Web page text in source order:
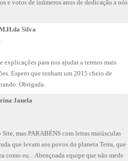
e votos de inúmeros anos de dedicação a nós
Silva
explicações para nos ajudar a termos mais
Espero que tenham um 2015 cheio de
Obrigada.
Janela
mas PARABÉNS com letras maiúsculas
que levam aos povos do planeta Terra, que
como eu... Abençoada equipe que não mede